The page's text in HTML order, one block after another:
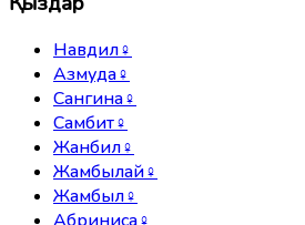
Навдил♀
Азмуда♀
Сангина♀
Самбит♀
Жанбил♀
Жамбылай♀
Жамбыл♀